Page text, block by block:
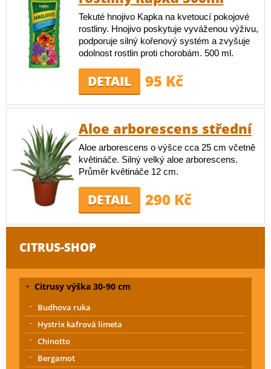
Tekuté hnojivo Kapka na kvetoucí pokojové
rostliny. Hnojivo poskytuje vyváženou výživu,
podporuje silný kořenový systém a zvyšuje
odolnost rostlin proti chorobám. 500 ml.
DETAIL 95 Kč
Aloe arborescens střední
Aloe arborescens o výšce cca 25 cm včetně
květináče. Silný velký aloe arborescens.
Průměr květináče 12 cm.
DETAIL 290 Kč
CITRUS-SHOP
Citrusy výška 30-90 cm
Budhova ruka
Hystrix kafrová limeta
Chinotto
Bergamot